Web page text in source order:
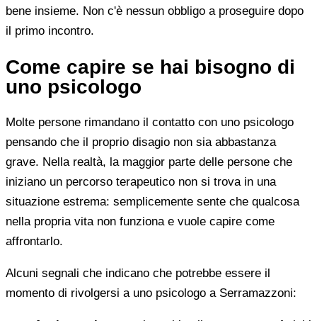
bene insieme. Non c'è nessun obbligo a proseguire dopo
il primo incontro.
Come capire se hai bisogno di
uno psicologo
Molte persone rimandano il contatto con uno psicologo
pensando che il proprio disagio non sia abbastanza
grave. Nella realtà, la maggior parte delle persone che
iniziano un percorso terapeutico non si trova in una
situazione estrema: semplicemente sente che qualcosa
nella propria vita non funziona e vuole capire come
affrontarlo.
Alcuni segnali che indicano che potrebbe essere il
momento di rivolgersi a uno psicologo a Serramazzoni: